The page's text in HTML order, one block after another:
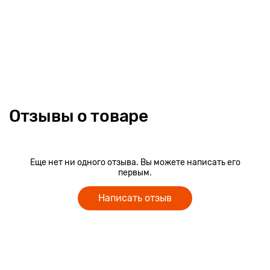
Элегантная белая рама с черными пластиковыми деталями
и интересной формой дисков унаследована от Адамекс
В серии Delux используется ткани под лен и рогожку, с
интересной фактурой и спокойными оттенками.
Adamex Aspena Delux– это коляска для родителей, которые
ценят не только функциональность и удобство для малыша,
Отзывы о товаре
Еще нет ни одного отзыва. Вы можете написать его
первым.
Написать отзыв